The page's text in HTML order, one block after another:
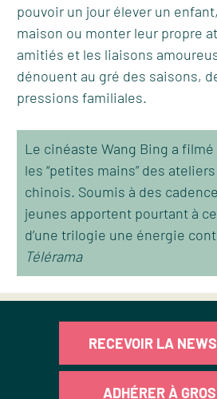
pouvoir un jour élever un
maison ou monter leur propre
amitiés et les liaisons
dénouent au gré des saisons,
pressions familiales.
Le cinéaste Wang Bing a
les “petites mains” des
chinois. Soumis à des
jeunes apportent pourtant à
d’une trilogie une énergie
Télérama
RECEVOIR LA
ADHÉRER À